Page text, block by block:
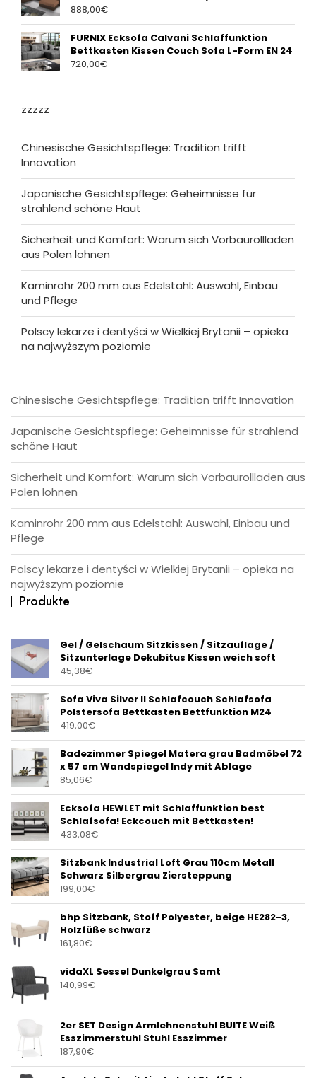
888,00€
FURNIX Ecksofa Calvani Schlaffunktion
Bettkasten Kissen Couch Sofa L-Form EN 24
720,00€
zzzzz
Chinesische Gesichtspflege: Tradition trifft
Innovation
Japanische Gesichtspflege: Geheimnisse für
strahlend schöne Haut
Sicherheit und Komfort: Warum sich Vorbaurollladen
aus Polen lohnen
Kaminrohr 200 mm aus Edelstahl: Auswahl, Einbau
und Pflege
Polscy lekarze i dentyści w Wielkiej Brytanii – opieka
na najwyższym poziomie
Chinesische Gesichtspflege: Tradition trifft Innovation
Japanische Gesichtspflege: Geheimnisse für strahlend
schöne Haut
Sicherheit und Komfort: Warum sich Vorbaurollladen aus
Polen lohnen
Kaminrohr 200 mm aus Edelstahl: Auswahl, Einbau und
Pflege
Polscy lekarze i dentyści w Wielkiej Brytanii – opieka na
najwyższym poziomie
Produkte
Gel / Gelschaum Sitzkissen / Sitzauflage /
Sitzunterlage Dekubitus Kissen weich soft
45,38€
Sofa Viva Silver II Schlafcouch Schlafsofa
Polstersofa Bettkasten Bettfunktion M24
419,00€
Badezimmer Spiegel Matera grau Badmöbel 72
x 57 cm Wandspiegel Indy mit Ablage
85,06€
Ecksofa HEWLET mit Schlaffunktion best
Schlafsofa! Eckcouch mit Bettkasten!
433,08€
Sitzbank Industrial Loft Grau 110cm Metall
Schwarz Silbergrau Ziersteppung
199,00€
bhp Sitzbank, Stoff Polyester, beige HE282-3,
Holzfüße schwarz
161,80€
vidaXL Sessel Dunkelgrau Samt
140,99€
2er SET Design Armlehnenstuhl BUITE Weiß
Esszimmerstuhl Stuhl Esszimmer
187,90€